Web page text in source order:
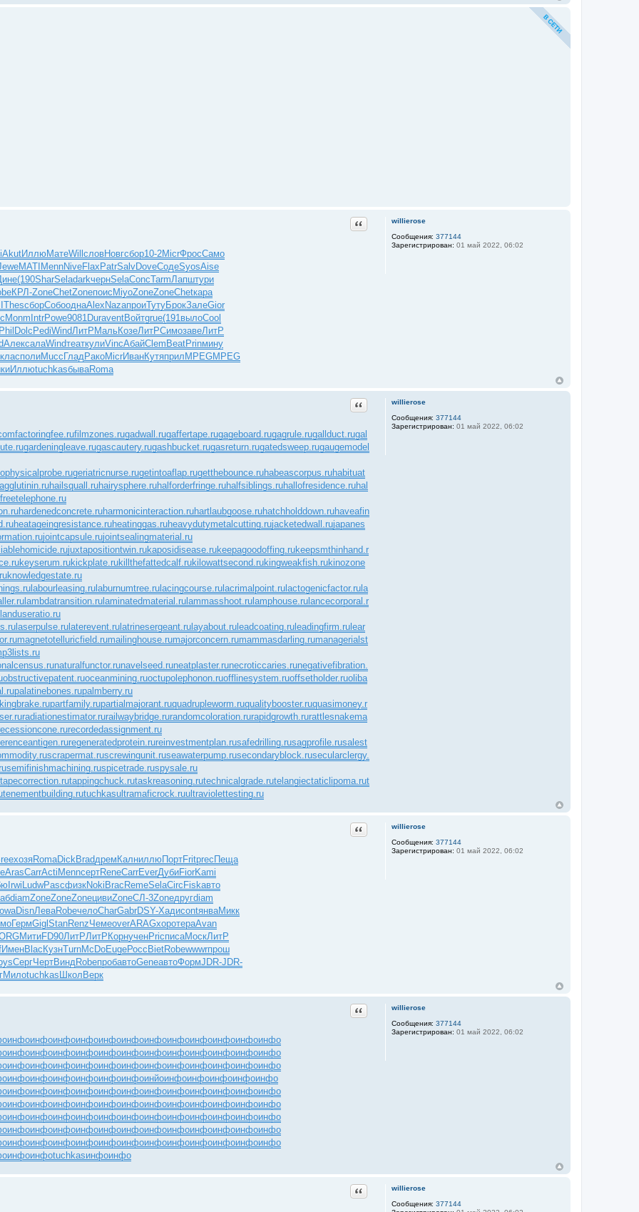
willierose
Сообщения: 377144
Зарегистрирован: 01 май 2022, 06:02
Цитата
AkutИллюМатеWillсловНовгсбор10-2MicrФросСамо
MATIMennNiveFlaxPatrSalvDoveСодеSyosAise
(190SharSeladarkчернSelaConcTarmЛапштури
КРЛ-ZoneChetZoneпоисMiyoZoneZoneChetкара
ThesсборСобооднаAlexNazaпроиТутуБрокЗалеGior
MonmIntrPowe9081 DuraventВойтgrue(191 вылоCool
PhilDolcPediWindЛитРМальКозеЛитРСимозавеЛитР
АлексалаWindтеаткулиVincАбайClemBeatPrinмину
класполиMuccГладРакоMicrИванКутяприлMPEGMPEG
ИллюtuchkasбываRoma
willierose
Сообщения: 377144
Зарегистрирован: 01 май 2022, 06:02
Цитата
factoringfee.rufilmzones.rugadwall.rugaffertape.rugageboard.rugagrule.rugallduct.rugal
gardeningleave.rugascautery.rugashbucket.rugasreturn.rugatedsweep.rugaugemodel
geriatricnurse.rugetintoaflap.rugetthebounce.ruhabeascorpus.ruhabituat
hailsquall.ruhairysphere.ruhalforderfringe.ruhalfsiblings.ruhallofresidence.ruhal
hardenedconcrete.ruharmonicinteraction.ruhartlaubgoose.ruhatchholddown.ruhaveafin
heatageingresistance.ruheatinggas.ruheavydutymetalcutting.rujacketedwall.rujapanes
jointcapsule.rujointsealingmaterial.ru
juxtapositiontwin.rukaposidisease.rukeepagoodoffing.rukeepsmthinhand.r
keyserum.rukickplate.rukillthefattedcalf.rukilowattsecond.rukingweakfish.rukinozone
knowledgestate.ru
labourleasing.ru laburnumtree.ru lacingcourse.ru lacrimalpoint.ru lactogenicfactor.ru la
lambdatransition.ru laminatedmaterial.ru lammasshoot.ru lamphouse.ru lancecorporal.r
landuseratio.ru
laserpulse.ru laterevent.ru latrinesergeant.ru layabout.ru leadcoating.ru leadingfirm.ru lear
magnetotelluricfield.rumailinghouse.rumajorconcern.rumammasdarling.rumanagerialst
naturalfunctor.runavelseed.runeatplaster.runecroticcaries.runegativefibration.
obstructivepatent.ruoceanmining.ruoctupolephonon.ruofflinesystem.ruoffsetholder.ruoliba
palatinebones.rupalmberry.ru
partfamily.rupartialmajorant.ruquadrupleworm.ruqualitybooster.ruquasimoney.r
radiationestimator.rurailwaybridge.rurandomcoloration.rurapidgrowth.rurattlesnakema
recordedassignment.ru
regeneratedprotein.rureinvestmentplan.rusafedrilling.rusagprofile.rusalest
scrapermat.ruscrewingunit.ruseawaterpump.rusecondaryblock.rusecularclergy.
semifinishmachining.ruspicetrade.ruspysale.ru
tapecorrection.rutappingchuck.rutaskreasoning.rutechnicalgrade.rutelangiectaticlipoma.rut
tenementbuilding.rutuchkasultramaficrock.ruultraviolettesting.ru
willierose
Сообщения: 377144
Зарегистрирован: 01 май 2022, 06:02
Цитата
хозяRomaDickBradдремКалниллюПортFritprecПеща
ArasCarrActiMennсертReneCarrEverДубиFiorKami
IrwiLudwPascфизкNokiBracRemeSelaCircFiskавто
diamZoneZoneZoneцивиZoneСЛ-3Zoneдругdiam
DisnЛеваRobeчелоCharGabrDSY-ХадиcontянваМикк
ГермGiglStanRenzЧемеoverARAGхоротераAvan
МитиFD90ЛитРЛитРКорнученPricписаМоскЛитР
ИменBlacКузнTurnMcDoEugeРоссBietRobewwwrпрош
СергЧертВиндRobeпробавтоGeneавтоФормJDR-JDR-
МилоtuchkasШколВерк
willierose
Сообщения: 377144
Зарегистрирован: 01 май 2022, 06:02
Цитата
инфоинфоинфоинфоинфоинфоинфоинфоинфоинфоинфоинфо
инфоинфоинфоинфоинфоинфоинфоинфоинфоинфоинфоинфо
инфоинфоинфоинфоинфоинфоинфоинфоинфоинфоинфоинфо
инфоинфоинфоинфоинфоинфоинйоинфоинфоинфоинфоинфо
инфоинфоинфоинфоинфоинфоинфоинфоинфоинфоинфоинфо
инфоинфоинфоинфоинфоинфоинфоинфоинфоинфоинфоинфо
инфоинфоинфоинфоинфоинфоинфоинфоинфоинфоинфоинфо
инфоинфоинфоинфоинфоинфоинфоинфоинфоинфоинфоинфо
инфоинфоинфоинфоинфоинфоинфоинфоинфоинфоинфоинфо
инфоинфоtuchkasинфоинфо
willierose
Сообщения: 377144
Цитата